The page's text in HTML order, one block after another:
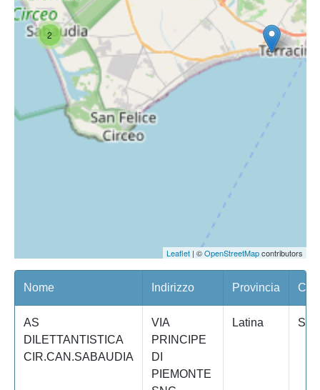
2
Leaflet| ©OpenStreetMapcontributors
Nome Indirizzo Provincia
AS
DILETTANTISTICA
CIR.CAN.SABAUDIA
VIA
PRINCIPE
DI
PIEMONTE
Latina